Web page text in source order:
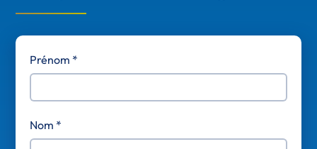
Prénom *
Nom *